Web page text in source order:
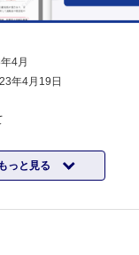
4月
年4月19日
編
礎知識/ 症例から学ぶ薬物
礎知識/ 症例から学ぶ薬物
作用マネジメント
っと見る